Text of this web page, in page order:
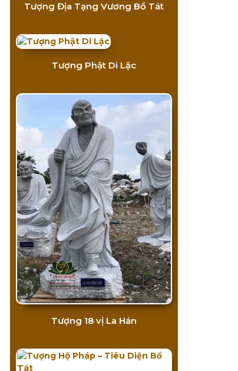
Tượng Địa Tạng Vương Bồ Tát
Tượng Phật Di Lặc
Tượng 18 vị La Hán